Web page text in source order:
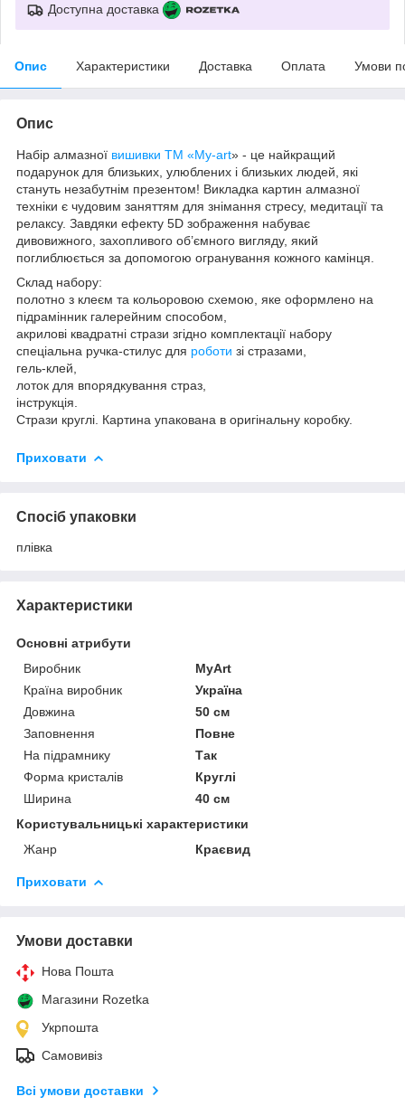
Доступна доставка
Опис Характеристики Доставка Оплата Умови
Опис
Набір алмазної вишивки ТМ «My-art» - це найкращий
подарунок для близьких, улюблених і близьких людей, які
стануть незабутнім презентом! Викладка картин алмазної
техніки є чудовим заняттям для знімання стресу, медитації та
релаксу. Завдяки ефекту 5D зображення набуває
дивовижного, захопливого об’ємного вигляду, який
поглиблюється за допомогою огранування кожного камінця.
Склад набору:
полотно з клеєм та кольоровою схемою, яке оформлено на
підрамінник галерейним способом,
акрилові квадратні стрази згідно комплектації набору
спеціальна ручка-стилус для роботи зі стразами,
гель-клей,
лоток для впорядкування страз,
інструкція.
Стрази круглі. Картина упакована в оригінальну коробку.
Приховати
Спосіб упаковки
плівка
Характеристики
Основні атрибути
Виробник
MyArt
Країна виробник
Україна
Довжина
50 см
Заповнення
Повне
На підрамнику
Так
Форма кристалів
Круглі
Ширина
40 см
Користувальницькі характеристики
Жанр
Краєвид
Приховати
Умови доставки
Нова Пошта
Магазини Rozetka
Укрпошта
Самовивіз
Всі умови доставки